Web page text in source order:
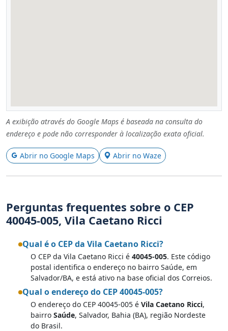
A exibição através do Google Maps é baseada na consulta do
endereço e pode não corresponder à localização exata oficial.
Abrir no Google Maps Abrir no Waze
Perguntas frequentes sobre o CEP
40045-005, Vila Caetano Ricci
Qual é o CEP da Vila Caetano Ricci?
O CEP da Vila Caetano Ricci é 40045-005. Este código
postal identifica o endereço no bairro Saúde, em
Salvador/BA, e está ativo na base oficial dos Correios.
Qual o endereço do CEP 40045-005?
O endereço do CEP 40045-005 é Vila Caetano Ricci,
bairro Saúde, Salvador, Bahia (BA), região Nordeste
do Brasil.